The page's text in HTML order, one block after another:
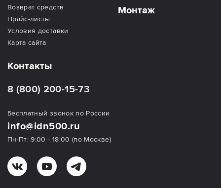
Возврат средств
Прайс-листы
Условия доставки
Карта сайта
Монтаж
Контакты
8 (800) 200-15-73
Бесплатный звонок по России
info@idn500.ru
Пн-Пт: 9:00 - 18:00 (по Москве)